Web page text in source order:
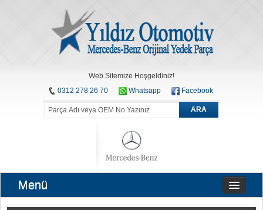
Web Sitemize Hoşgeldiniz!
0312 278 26 70
Whatsapp Facebook
ARA
Menü